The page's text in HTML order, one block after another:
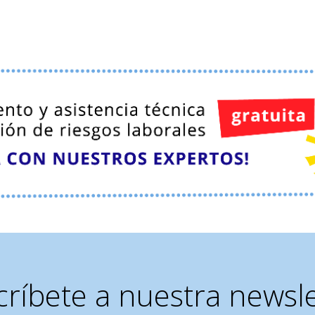
a nuestra